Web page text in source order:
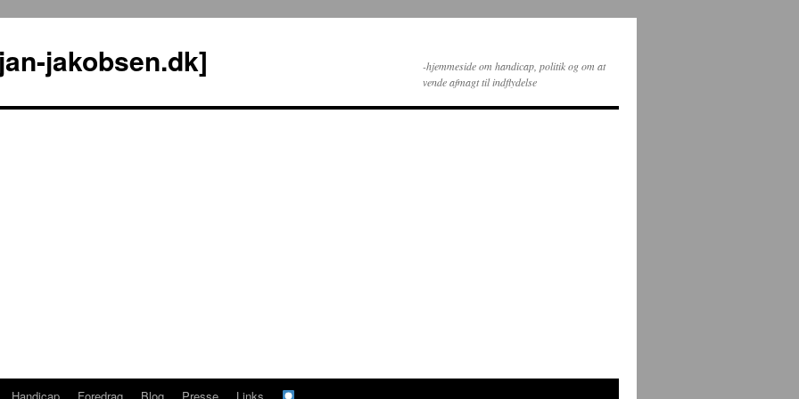
jakobsen.dk]
-hjemmeside om handicap, politik og om at
vende afmagt til indflydelse